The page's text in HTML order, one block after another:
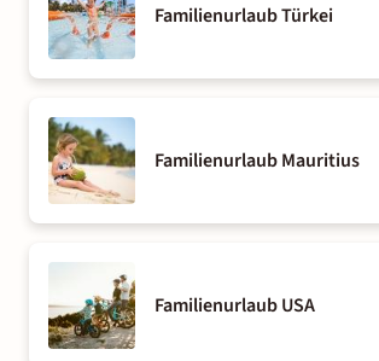
Familienurlaub Türkei
Familienurlaub Mauritius
Familienurlaub USA